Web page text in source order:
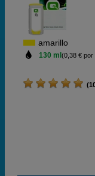
amarillo
130 ml (0,38 € por